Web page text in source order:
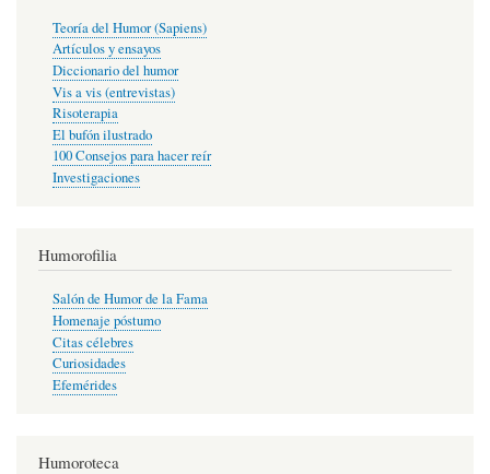
Teoría del Humor (Sapiens)
Artículos y ensayos
Diccionario del humor
Vis a vis (entrevistas)
Risoterapia
El bufón ilustrado
100 Consejos para hacer reír
Investigaciones
Humorofilia
Salón de Humor de la Fama
Homenaje póstumo
Citas célebres
Curiosidades
Efemérides
Humoroteca